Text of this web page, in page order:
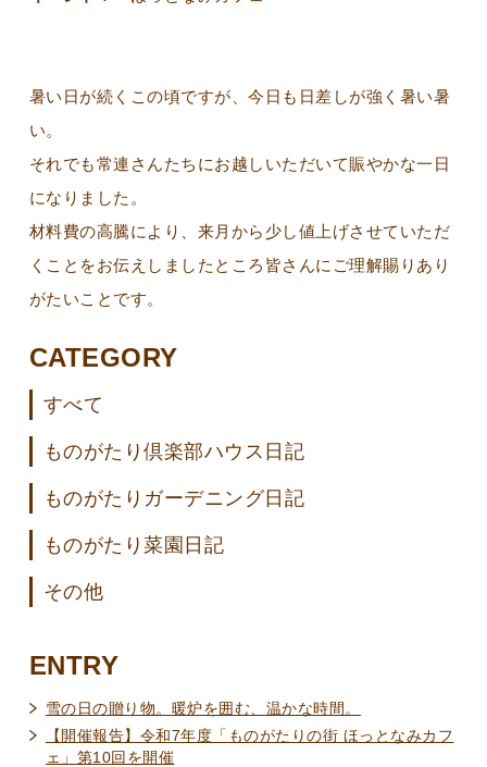
暑い日が続くこの頃ですが、今日も日差しが強く暑い暑
い。
それでも常連さんたちにお越しいただいて賑やかな一日
になりました。
材料費の高騰により、来月から少し値上げさせていただ
くことをお伝えしましたところ皆さんにご理解賜りあり
がたいことです。
CATEGORY
すべて
ものがたり倶楽部ハウス日記
ものがたりガーデニング日記
ものがたり菜園日記
その他
ENTRY
雪の日の贈り物。暖炉を囲む、温かな時間。
【開催報告】令和7年度「ものがたりの街 ほっとなみカフ
ェ」第10回を開催